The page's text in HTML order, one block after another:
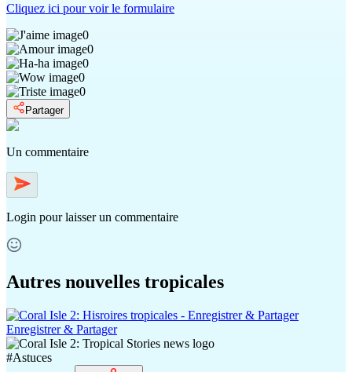
Cliquez ici pour voir le formulaire
0
0
0
0
0
Partager
Un commentaire
Login pour laisser un commentaire
Autres nouvelles tropicales
Enregistrer & Partager
#Astuces